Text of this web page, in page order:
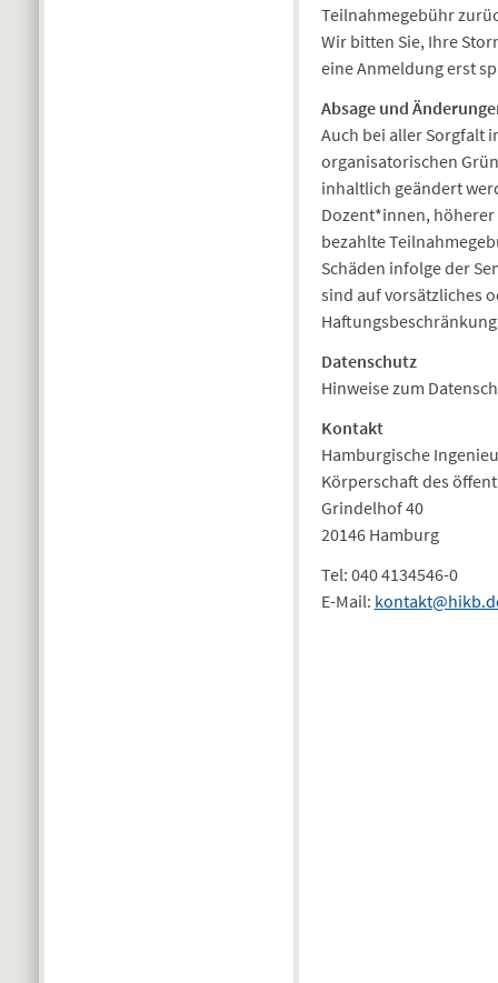
Teilnahmegebühr
Wir bitten Sie, Ihre
eine Anmeldung erst
Absage und
Auch bei aller Sorgfalt
organisatorischen
inhaltlich geändert
Dozent*innen, höherer
bezahlte
Schäden infolge der
sind auf vorsätzliches
Datenschutz
Hinweise zum
Kontakt
Hamburgische
Körperschaft des
Grindelhof 40
20146 Hamburg
Tel: 040 4134546-0
E-Mail: